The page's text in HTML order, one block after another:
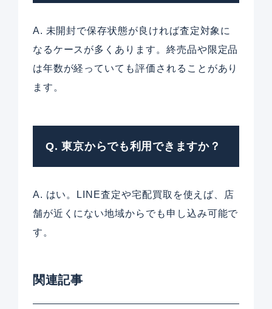
A. 未開封で保存状態が良ければ査定対象に
なるケースが多くあります。終売品や限定品
は年数が経っていても評価されることがあり
ます。
Q. 東京からでも利用できますか？
A. はい。LINE査定や宅配買取を使えば、店
舗が近くにない地域からでも申し込み可能で
す。
関連記事